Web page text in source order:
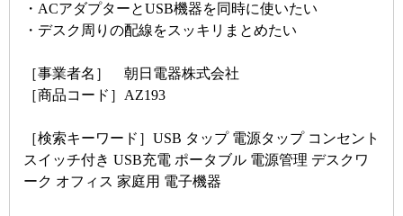
・ACアダプターとUSB機器を同時に使いたい
・デスク周りの配線をスッキリまとめたい
［事業者名］ 朝日電器株式会社
［商品コード］AZ193
［検索キーワード］USB タップ 電源タップ コンセント
スイッチ付き USB充電 ポータブル 電源管理 デスクワ
ーク オフィス 家庭用 電子機器